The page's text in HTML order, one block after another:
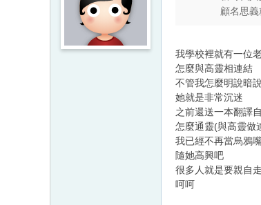
顧名思義
我學校裡就有一位
怎麼與高靈相連結
不管我怎麼明說暗說
她就是非常沉迷
之前還送一本翻譯
怎麼通靈(與高靈做
我已經不再當烏鴉
隨她高興吧
很多人就是要親自
呵呵